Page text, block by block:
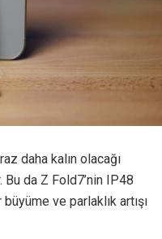
daha kalın olacağı
da Z Fold7’nin IP48
ve parlaklık artışı